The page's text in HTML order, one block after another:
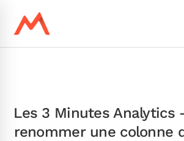
Les 3 Minutes Analytics
renommer une colonne